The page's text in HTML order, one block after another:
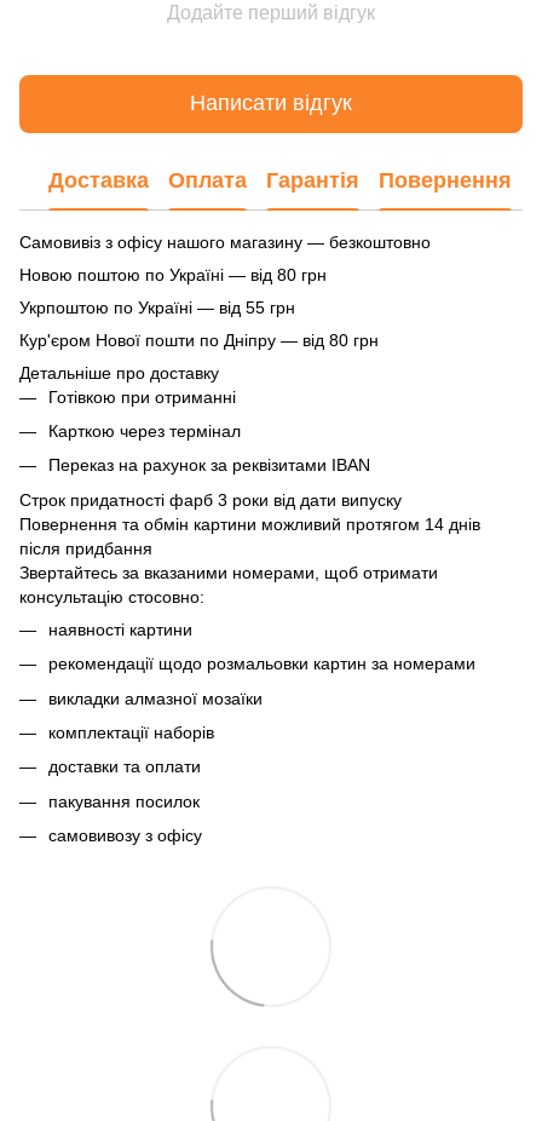
Додайте перший відгук
Написати відгук
Доставка Оплата Гарантія Повернення
Самовивіз з офісу нашого магазину — безкоштовно
Новою поштою по Україні — від 80 грн
Укрпоштою по Україні — від 55 грн
Кур'єром Нової пошти по Дніпру — від 80 грн
Детальніше про доставку
Готівкою при отриманні
Карткою через термінал
Переказ на рахунок за реквізитами IBAN
Строк придатності фарб 3 роки від дати випуску
Повернення та обмін картини можливий протягом 14 днів
після придбання
Звертайтесь за вказаними номерами, щоб отримати
консультацію стосовно:
наявності картини
рекомендації щодо розмальовки картин за номерами
викладки алмазної мозаїки
комплектації наборів
доставки та оплати
пакування посилок
самовивозу з офісу